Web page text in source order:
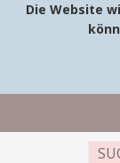
Die Website